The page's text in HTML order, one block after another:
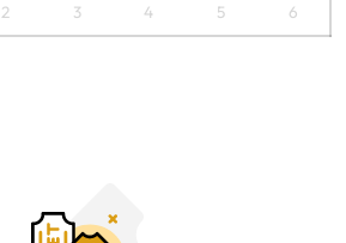
2 3 4 5 6